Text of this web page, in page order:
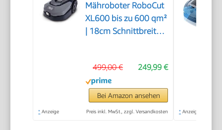
Mähroboter RoboCut
XL600 bis zu 600 qm²
| 18cm Schnittbreite |
Regensensor | WiFi &
BT | App gesteuert |
35% Steigung | mit
Station, 9 Messer,
249,99 €
499,00 €
Bei Amazon ansehen
* Anzeige Preis inkl. MwSt., zzgl. Versandkosten * Anzeige